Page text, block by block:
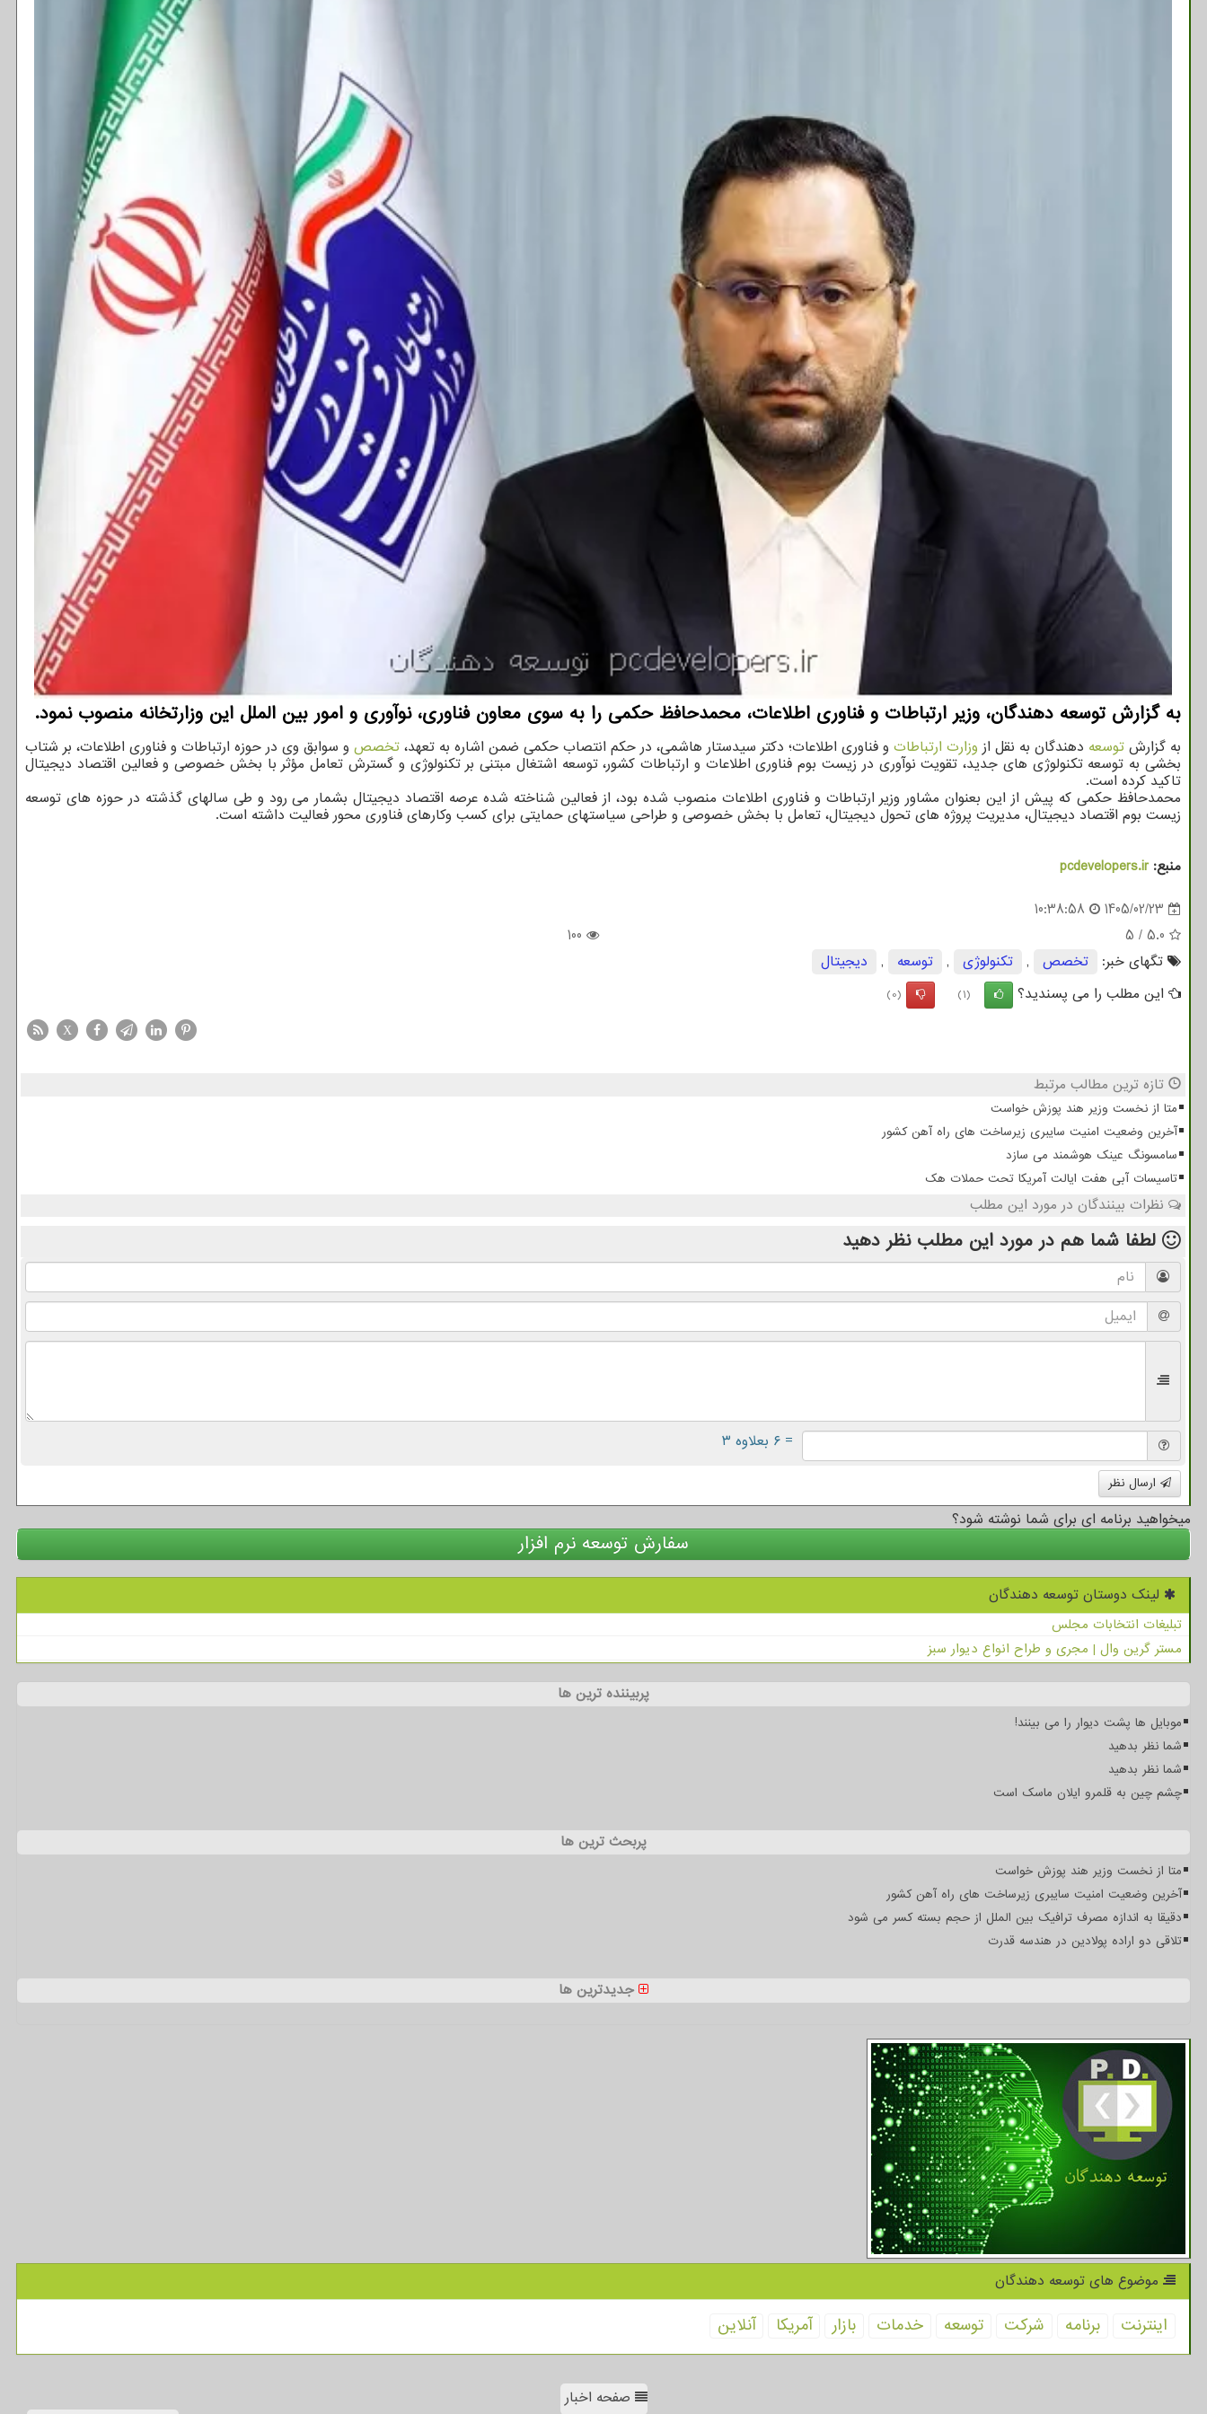
به گزارش توسعه دهندگان، وزیر ارتباطات و فناوری اطلاعات، محمدحافظ حکمی را به سوی معاون فناوری، نوآوری و امور بین الملل این وزارتخانه منصوب نمود.
به گزارش توسعه دهندگان به نقل از وزارت ارتباطات و فناوری اطلاعات؛ دکتر سیدستار هاشمی، در حکم انتصاب حکمی ضمن اشاره به تعهد، تخصص و سوابق وی در حوزه ارتباطات و فناوری اطلاعات، بر شتاب
بخشی به توسعه تکنولوژی های جدید، تقویت نوآوری در زیست بوم فناوری اطلاعات و ارتباطات کشور، توسعه اشتغال مبتنی بر تکنولوژی و گسترش تعامل مؤثر با بخش خصوصی و فعالین اقتصاد دیجیتال
تاکید کرده است.
محمدحافظ حکمی که پیش از این بعنوان مشاور وزیر ارتباطات و فناوری اطلاعات منصوب شده بود، از فعالین شناخته شده عرصه اقتصاد دیجیتال بشمار می رود و طی سالهای گذشته در حوزه های توسعه
زیست بوم اقتصاد دیجیتال، مدیریت پروژه های تحول دیجیتال، تعامل با بخش خصوصی و طراحی سیاستهای حمایتی برای کسب وکارهای فناوری محور فعالیت داشته است.
منبع:pcdevelopers.ir
1405/02/23
10:38:58
5.0
/
5
100
تگهای خبر:
تخصص , تكنولوژی , توسعه ,
دیجیتال
این مطلب را می پسندید؟
(1)
(0)
X
تازه ترین مطالب مرتبط
متا از نخست وزیر هند پوزش خواست
آخرین وضعیت امنیت سایبری زیرساخت های راه آهن کشور
سامسونگ عینک هوشمند می سازد
تاسیسات آبی هفت ایالت آمریکا تحت حملات هک
نظرات بینندگان در مورد این مطلب
لطفا شما هم در مورد این مطلب نظر دهید
= ۶ بعلاوه ۳
ارسال نظر
میخواهید برنامه ای برای شما نوشته شود؟
سفارش توسعه نرم افزار
لینک دوستان توسعه دهندگان
تبلیغات انتخابات مجلس
مستر گرین وال | مجری و طراح انواع دیوار سبز
پربیننده ترین ها
موبایل ها پشت دیوار را می بینند!
شما نظر بدهید
شما نظر بدهید
چشم چین به قلمرو ایلان ماسک است
پربحث ترین ها
متا از نخست وزیر هند پوزش خواست
آخرین وضعیت امنیت سایبری زیرساخت های راه آهن کشور
دقیقا به اندازه مصرف ترافیک بین الملل از حجم بسته کسر می شود
تلاقی دو اراده پولادین در هندسه قدرت
جدیدترین ها
موضوع های توسعه دهندگان
اینترنت برنامه شركت توسعه خدمات بازار آمریكا آنلاین
صفحه اخبار